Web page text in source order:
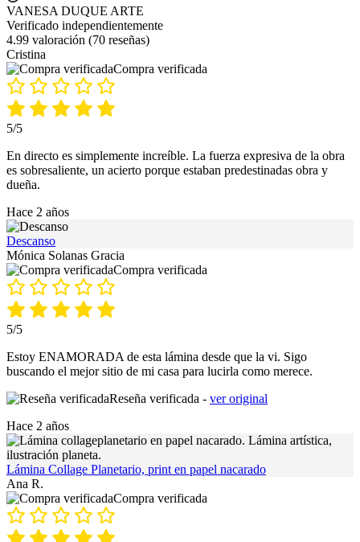
VANESA DUQUE ARTE
Verificado independientemente
4.99 valoración (70 reseñas)
Cristina
Compra verificada
5/5
En directo es simplemente increíble. La fuerza expresiva de la obra
es sobresaliente, un acierto porque estaban predestinadas obra y
dueña.
Hace 2 años
Descanso
Mónica Solanas Gracia
Compra verificada
5/5
Estoy ENAMORADA de esta lámina desde que la vi. Sigo
buscando el mejor sitio de mi casa para lucirla como merece.
Reseña verificada - ver original
Hace 2 años
Lámina Collage Planetario, print en papel nacarado
Ana R.
Compra verificada